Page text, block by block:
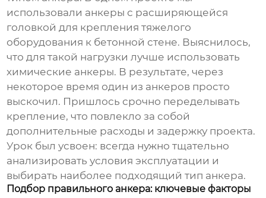
использовали анкеры с расширяющейся
головкой для крепления тяжелого
оборудования к бетонной стене. Выяснилось,
что для такой нагрузки лучше использовать
химические анкеры. В результате, через
некоторое время один из анкеров просто
выскочил. Пришлось срочно переделывать
крепление, что повлекло за собой
дополнительные расходы и задержку проекта.
Урок был усвоен: всегда нужно тщательно
анализировать условия эксплуатации и
выбирать наиболее подходящий тип анкера.
Подбор правильного анкера: ключевые факторы